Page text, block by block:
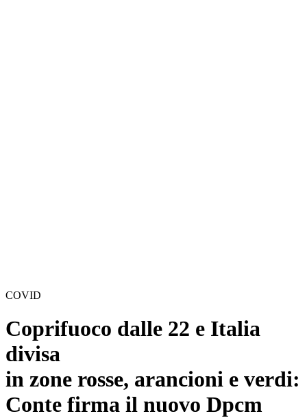
COVID
Coprifuoco dalle 22 e Italia
divisa
in zone rosse, arancioni e verdi:
Conte firma il nuovo Dpcm